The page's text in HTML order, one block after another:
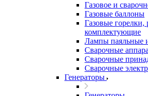
Газовое и
Газовые баллоны
Газовые горелки,
комплектующие
Лампы паяльные
Сварочные
Сварочные
Сварочные
Генераторы